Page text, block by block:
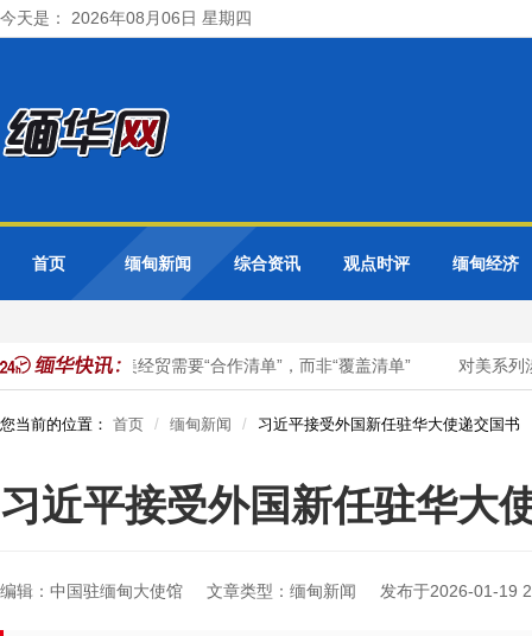
今天是： 2026年08月06日 星期四
首页 缅甸新闻 综合资讯 观点时评 缅甸经济
钟声：中美经贸需要“合作清单”，而非“覆盖清单” 对美系列涉
您当前的位置： 首页 缅甸新闻 习近平接受外国新任驻华大使递交国书
习近平接受外国新任驻华大
编辑：中国驻缅甸大使馆 文章类型：缅甸新闻 发布于2026-01-19